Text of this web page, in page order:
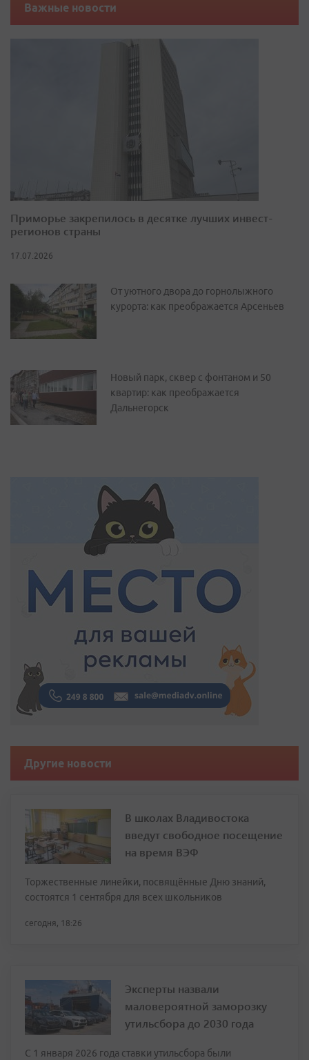
Важные новости
Приморье закрепилось в десятке лучших инвест-
регионов страны
17.07.2026
От уютного двора до горнолыжного
курорта: как преображается Арсеньев
Новый парк, сквер с фонтаном и 50
квартир: как преображается
Дальнегорск
Другие новости
В школах Владивостока
введут свободное посещение
на время ВЭФ
Торжественные линейки, посвящённые Дню знаний,
состоятся 1 сентября для всех школьников
сегодня, 18:26
Эксперты назвали
маловероятной заморозку
утильсбора до 2030 года
С 1 января 2026 года ставки утильсбора были